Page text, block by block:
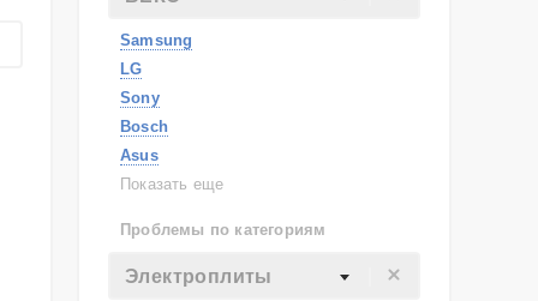
Samsung
LG
Sony
Bosch
Asus
Lenovo
Apple
Indesit
Показать еще
Проблемы по категориям
Электроплиты